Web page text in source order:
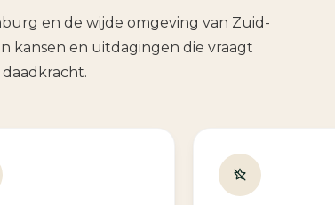
en de wijde omgeving van Zuid-
kansen en uitdagingen die vraagt